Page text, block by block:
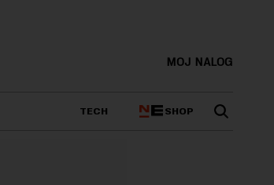
MOJ NALOG
TECH SHOP